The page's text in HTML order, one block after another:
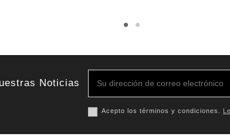
Noticias
Acepto los términos y condiciones.